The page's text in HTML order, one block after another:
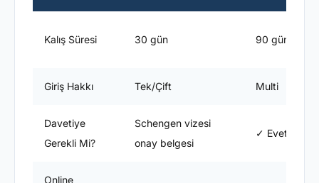
Kalış Süresi 30 gün 90 gün
Giriş Hakkı Tek/Çift Multi
Davetiye
Gerekli Mi?
Schengen vizesi
onay belgesi
✓ Evet
Online